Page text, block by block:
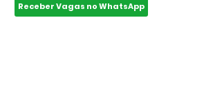
Receber Vagas no WhatsApp